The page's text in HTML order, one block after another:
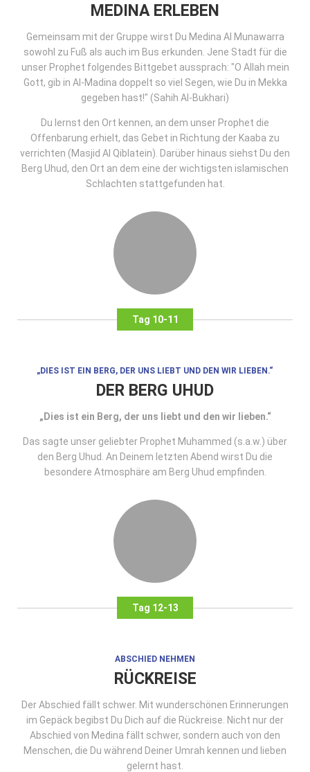
Tag 10-11
MEDINA ERLEBEN
Gemeinsam mit der Gruppe wirst Du Medina Al Munawarra
sowohl zu Fuß als auch im Bus erkunden. Jene Stadt für die
unser Prophet folgendes Bittgebet aussprach: "O Allah mein
Gott, gib in Al-Madina doppelt so viel Segen, wie Du in Mekka
gegeben hast!" (Sahih Al-Bukhari)
Du lernst den Ort kennen, an dem unser Prophet die
Offenbarung erhielt, das Gebet in Richtung der Kaaba zu
verrichten (Masjid Al Qiblatein). Darüber hinaus siehst Du den
Berg Uhud, den Ort an dem eine der wichtigsten islamischen
Schlachten stattgefunden hat.
Tag 12-13
„DIES IST EIN BERG, DER UNS LIEBT UND DEN WIR LIEBEN.“
DER BERG UHUD
„Dies ist ein Berg, der uns liebt und den wir lieben.“
Das sagte unser geliebter Prophet Muhammed (s.a.w.) über
den Berg Uhud. An Deinem letzten Abend wirst Du die
besondere Atmosphäre am Berg Uhud empfinden.
ABSCHIED NEHMEN
RÜCKREISE
Der Abschied fällt schwer. Mit wunderschönen Erinnerungen
im Gepäck begibst Du Dich auf die Rückreise. Nicht nur der
Abschied von Medina fällt schwer, sondern auch von den
Menschen, die Du während Deiner Umrah kennen und lieben
gelernt hast.